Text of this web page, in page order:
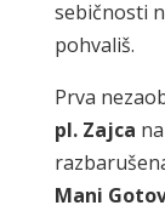
sebičnosti
pohvališ.
Prva
pl. Zajca
Mani